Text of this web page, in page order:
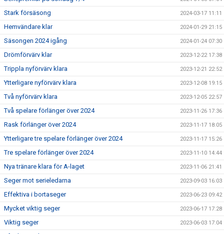
Stark försäsong 2024-03-17 11:11
Hemvändare klar 2024-01-29 21:15
Säsongen 2024 igång 2024-01-24 07:30
Drömförvärv klar 2023-12-22 17:38
Trippla nyförvärv klara 2023-12-21 22:52
Ytterligare nyförvärv klara 2023-12-08 19:15
Två nyförvärv klara 2023-12-05 22:57
Två spelare förlänger över 2024 2023-11-26 17:36
Rask förlänger över 2024 2023-11-17 18:05
Ytterligare tre spelare förlänger över 2024 2023-11-17 15:26
Tre spelare förlänger över 2024 2023-11-10 14:44
Nya tränare klara för A-laget 2023-11-06 21:41
Seger mot serieledarna 2023-09-03 16:03
Effektiva i bortaseger 2023-06-23 09:42
Mycket viktig seger 2023-06-17 17:28
Viktig seger 2023-06-03 17:04